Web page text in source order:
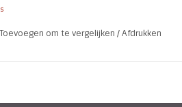
Toevoegen om te vergelijken /Afdrukken